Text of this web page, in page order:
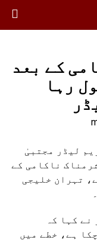
کے بعد
رہا
لیڈر مجتبیٰ
ناکامی کے
تہران خلیجی
کہا کہ
ہے، خطے میں